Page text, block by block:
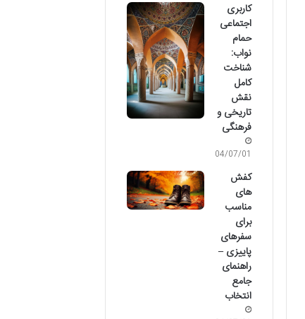
کاربری
اجتماعی
حمام
نواب:
شناخت
کامل
نقش
تاریخی و
فرهنگی
04/07/01
کفش
های
مناسب
برای
سفرهای
پاییزی –
راهنمای
جامع
انتخاب